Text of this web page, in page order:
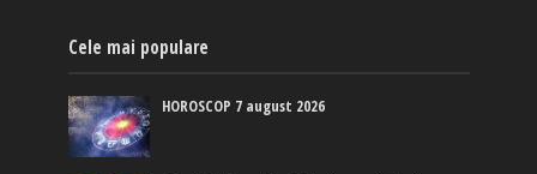
Cele mai populare
HOROSCOP 7 august 2026